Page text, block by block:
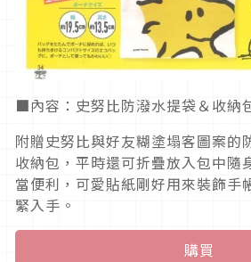
■內容：史努比防潑水提袋＆收納
附贈史努比與好友糊塗塌客圖案的
收納包，平時還可折疊放入包中隨
當便利，可愛貼紙剛好用來裝飾手
緊入手。
購買